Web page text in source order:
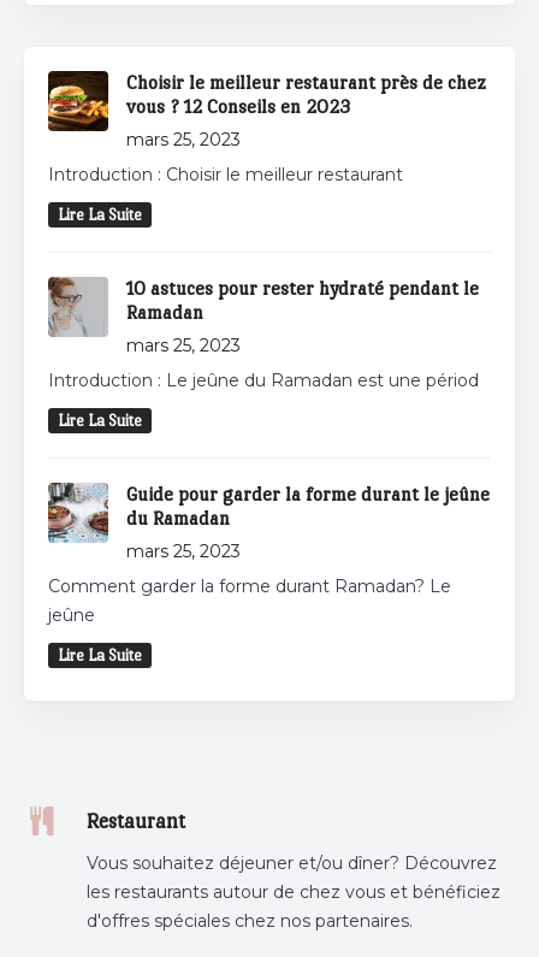
Choisir le meilleur restaurant près de chez
vous ? 12 Conseils en 2023
mars 25, 2023
Introduction : Choisir le meilleur restaurant
Lire La Suite
10 astuces pour rester hydraté pendant le
Ramadan
mars 25, 2023
Introduction : Le jeûne du Ramadan est une périod
Lire La Suite
Guide pour garder la forme durant le jeûne
du Ramadan
mars 25, 2023
Comment garder la forme durant Ramadan? Le
jeûne
Lire La Suite
Restaurant
Vous souhaitez déjeuner et/ou dîner? Découvrez
les restaurants autour de chez vous et bénéficiez
d'offres spéciales chez nos partenaires.